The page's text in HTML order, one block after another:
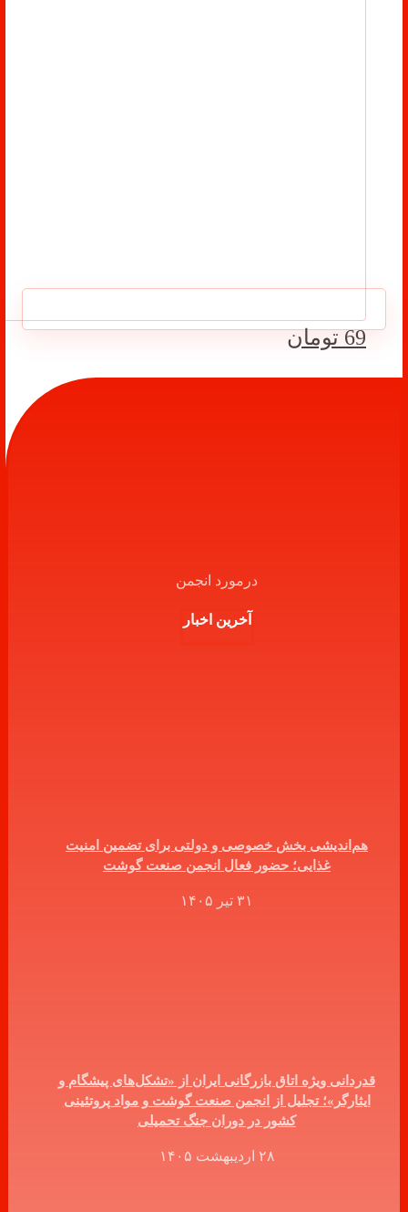
69 تومان
درمورد انجمن
آخرین اخبار
هم‌اندیشی بخش خصوصی و دولتی برای تضمین امنیت
غذایی؛ حضور فعال انجمن صنعت گوشت
۳۱ تیر ۱۴۰۵
قدردانی ویژه اتاق بازرگانی ایران از «تشکل‌های پیشگام و
ایثارگر»؛ تجلیل از انجمن صنعت گوشت و مواد پروتئینی
کشور در دوران جنگ تحمیلی
۲۸ اردیبهشت ۱۴۰۵